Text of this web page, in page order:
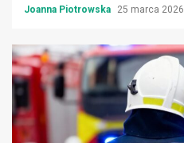
Joanna Piotrowska 25 marca 2026